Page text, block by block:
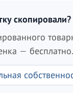
— бесплатно.